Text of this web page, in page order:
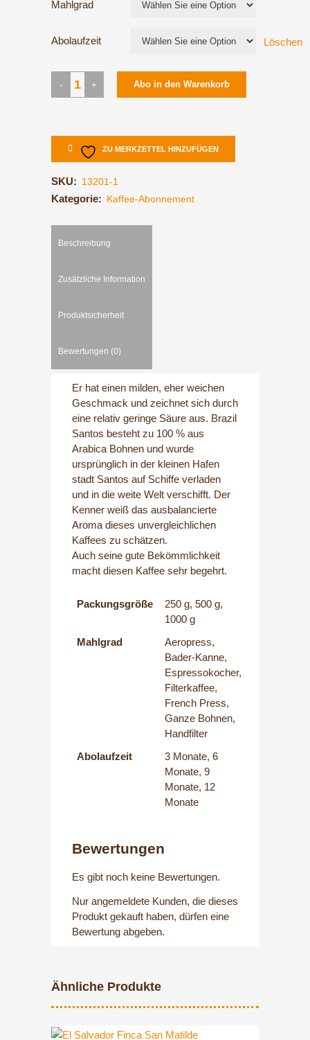
Mahlgrad
Abolaufzeit Löschen
Röstkaffee
Brasil
quantity
Abo in den Warenkorb
ZU MERKZETTEL HINZUFÜGEN
SKU: 13201-1
Kategorie: Kaffee-Abonnement
Beschreibung
Zusätzliche Information
Produktsicherheit
Bewertungen (0)
Er hat einen milden, eher weichen
Geschmack und zeichnet sich durch
eine relativ geringe Säure aus. Brazil
Santos besteht zu 100 % aus
Arabica Bohnen und wurde
ursprünglich in der kleinen Hafen
stadt Santos auf Schiffe verladen
und in die weite Welt verschifft. Der
Kenner weiß das ausbalancierte
Aroma dieses unvergleichlichen
Kaffees zu schätzen.
Auch seine gute Bekömmlichkeit
macht diesen Kaffee sehr begehrt.
Packungsgröße
250 g, 500 g,
1000 g
Mahlgrad
Aeropress,
Bader-Kanne,
Espressokocher,
Filterkaffee,
French Press,
Ganze Bohnen,
Handfilter
Abolaufzeit
3 Monate, 6
Monate, 9
Monate, 12
Monate
Bewertungen
Es gibt noch keine Bewertungen.
Nur angemeldete Kunden, die dieses
Produkt gekauft haben, dürfen eine
Bewertung abgeben.
Ähnliche Produkte